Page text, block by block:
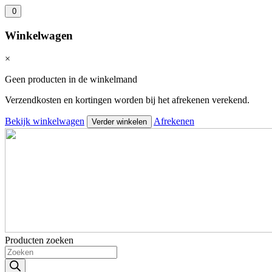
0
Winkelwagen
×
Geen producten in de winkelmand
Verzendkosten en kortingen worden bij het afrekenen verekend.
Bekijk winkelwagen Verder winkelen Afrekenen
Producten zoeken